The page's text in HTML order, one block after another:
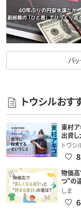
バ
トウシルおす
東村ア
出資
トウシ
物価高
つ"の
しま